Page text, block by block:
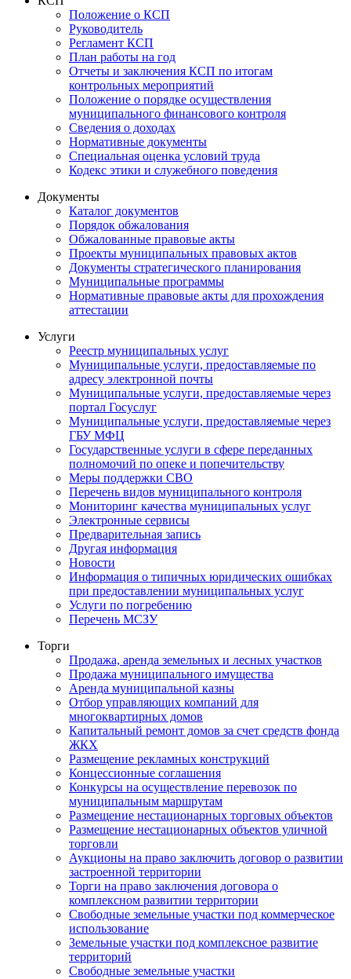
Положение о КСП
Руководитель
Регламент КСП
План работы на год
Отчеты и заключения КСП по итогам
контрольных мероприятий
Положение о порядке осуществления
муниципального финансового контроля
Сведения о доходах
Нормативные документы
Специальная оценка условий труда
Кодекс этики и служебного поведения
Документы
Каталог документов
Порядок обжалования
Обжалованные правовые акты
Проекты муниципальных правовых актов
Документы стратегического планирования
Муниципальные программы
Нормативные правовые акты для прохождения
аттестации
Услуги
Реестр муниципальных услуг
Муниципальные услуги, предоставляемые по
адресу электронной почты
Муниципальные услуги, предоставляемые через
портал Госуслуг
Муниципальные услуги, предоставляемые через
ГБУ МФЦ
Государственные услуги в сфере переданных
полномочий по опеке и попечительству
Меры поддержки СВО
Перечень видов муниципального контроля
Мониторинг качества муниципальных услуг
Электронные сервисы
Предварительная запись
Другая информация
Новости
Информация о типичных юридических ошибках
при предоставлении муниципальных услуг
Услуги по погребению
Перечень МСЗУ
Торги
Продажа, аренда земельных и лесных участков
Продажа муниципального имущества
Аренда муниципальной казны
Отбор управляющих компаний для
многоквартирных домов
Капитальный ремонт домов за счет средств фонда
ЖКХ
Размещение рекламных конструкций
Концессионные соглашения
Конкурсы на осуществление перевозок по
муниципальным маршрутам
Размещение нестационарных торговых объектов
Размещение нестационарных объектов уличной
торговли
Аукционы на право заключить договор о развитии
застроенной территории
Торги на право заключения договора о
комплексном развитии территории
Свободные земельные участки под коммерческое
использование
Земельные участки под комплексное развитие
территорий
Свободные земельные участки